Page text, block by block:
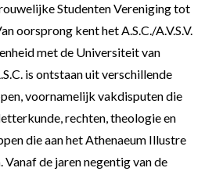
Studenten Vereniging tot
oorsprong kent het A.S.C./A.V.S.V.
met de Universiteit van
is ontstaan uit verschillende
voornamelijk vakdisputen die
rechten, theologie en
die aan het Athenaeum Illustre
de jaren negentig van de